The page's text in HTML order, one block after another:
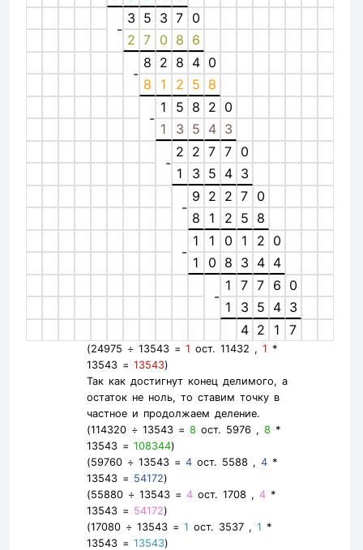
-
3 5 3 7 0
2 7 0 8 6
-
8 2 8 4 0
8
1 2 5 8
-
1 5 8 2 0
1
3 5 4 3
-
2 2 7 7 0
1
3 5 4 3
-
9 2 2 7 0
8
1 2 5 8
-
1 1 0 1 2 0
1
0 8 3 4 4
-
1 7 7 6 0
1
3 5 4 3
4 2 1 7
(24975 ÷ 13543 = 1 ост. 11432 , 1 *
13543 = 13543)
Так как достигнут конец делимого, а
остаток не ноль, то ставим точку в
частное и продолжаем деление.
(114320 ÷ 13543 = 8 ост. 5976 , 8 *
13543 = 108344)
(59760 ÷ 13543 = 4ост. 5588 , 4*
13543 = 54172)
(55880 ÷ 13543 = 4ост. 1708 , 4*
13543 = 54172)
(17080 ÷ 13543 = 1 ост. 3537 , 1 *
13543 = 13543)